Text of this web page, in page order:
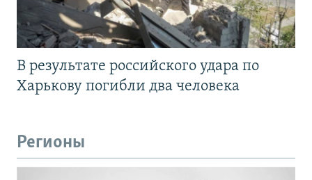
В результате российского удара по
Харькову погибли два человека
Регионы